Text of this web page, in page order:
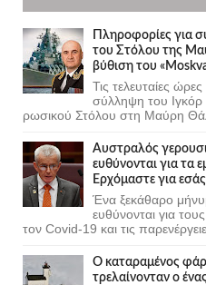
Πληροφορίες για
του Στόλου της
βύθιση του
Τις τελευταίες
σύλληψη του
ρωσικού Στόλου στη Μαύρη
Αυστραλός
ευθύνονται για τα
Ερχόμαστε για
Ένα ξεκάθαρο
ευθύνονται για
τον Covid-19 και τις
Ο καταραμένος
τρελαίνονταν ο